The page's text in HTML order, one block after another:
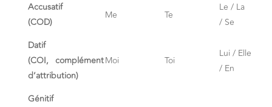
Accusatif
(COD)
Me Te
Le / La
/ Se
Datif
(COI, complément
d’attribution)
Moi Toi
Lui / Elle
/ En
Génitif